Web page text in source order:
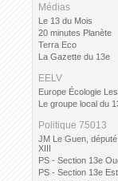
Médias
Le 13 du Mois
20 minutes Planète
Terra Eco
La Gazette du 13e
EELV
Europe Écologie
Le groupe local du
Politique 75013
JM Le Guen,
XIII
PS - Section 13e
PS - Section 13e Est